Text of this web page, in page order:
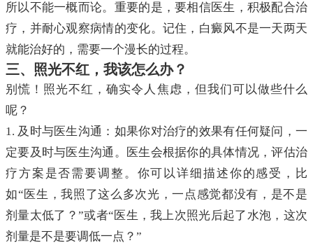
所以不能一概而论。重要的是，要相信医生，积极配合治
疗，并耐心观察病情的变化。记住，白癜风不是一天两天
就能治好的，需要一个漫长的过程。
三、照光不红，我该怎么办？
别慌！照光不红，确实令人焦虑，但我们可以做些什么
呢？
1. 及时与医生沟通：如果你对治疗的效果有任何疑问，一
定要及时与医生沟通。医生会根据你的具体情况，评估治
疗方案是否需要调整。你可以详细描述你的感受，比
如“医生，我照了这么多次光，一点感觉都没有，是不是
剂量太低了？”或者“医生，我上次照光后起了水泡，这次
剂量是不是要调低一点？”